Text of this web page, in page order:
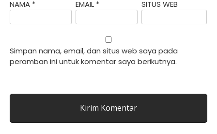
NAMA * EMAIL * SITUS WEB
Simpan nama, email, dan situs web saya pada
peramban ini untuk komentar saya berikutnya.